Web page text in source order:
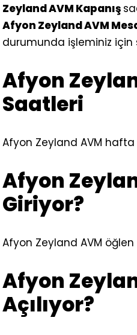
Zeyland AVM Kapanış
Afyon Zeyland AVM
durumunda işleminiz için
Afyon
Saatleri
Afyon Zeyland AVM hafta
Afyon
Giriyor?
Afyon Zeyland AVM
Afyon
Açılıyor?